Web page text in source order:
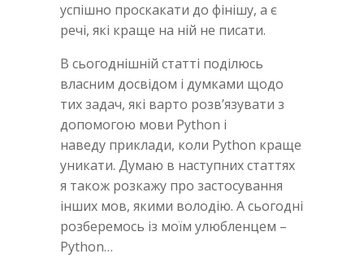
успішно проскакати до фінішу, а є
речі, які краще на ній не писати.
В сьогоднішній статті поділюсь
власним досвідом і думками щодо
тих задач, які варто розв’язувати з
допомогою мови Python і
наведу приклади, коли Python краще
уникати. Думаю в наступних статтях
я також розкажу про застосування
інших мов, якими володію. А сьогодні
розберемось із моїм улюбленцем –
Python…